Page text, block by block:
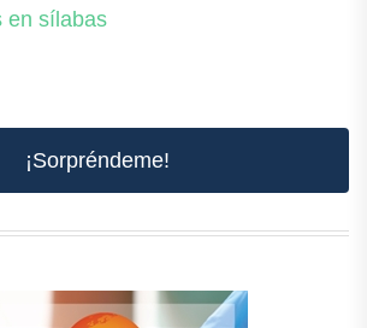
en sílabas
¡Sorpréndeme!